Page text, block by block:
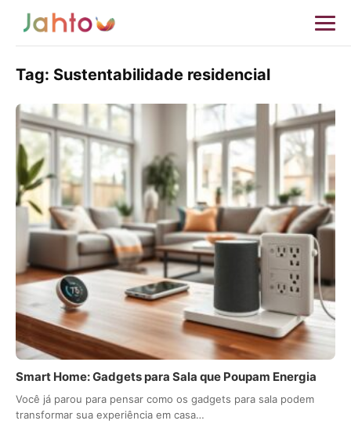
Tag: Sustentabilidade residencial
Smart Home: Gadgets para Sala que Poupam Energia
Você já parou para pensar como os gadgets para sala podem
transformar sua experiência em casa…